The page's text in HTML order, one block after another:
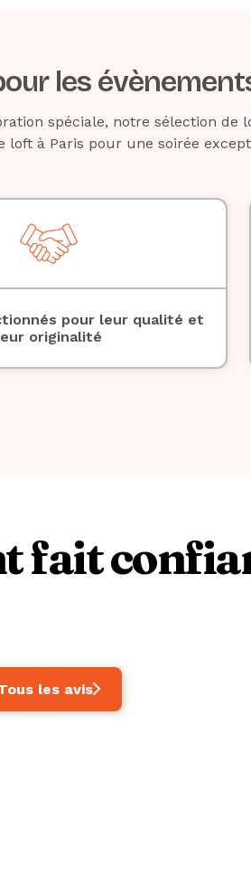
les
spéciale, notre sélection
à Paris pour une soirée
pour leur qualité et
originalité
fait
les avis